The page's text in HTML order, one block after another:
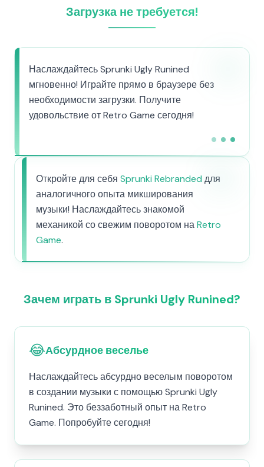
Загрузка не требуется!
Наслаждайтесь Sprunki Ugly Runined
мгновенно! Играйте прямо в браузере без
необходимости загрузки. Получите
удовольствие от Retro Game сегодня!
Откройте для себя Sprunki Rebranded для
аналогичного опыта микширования
музыки! Наслаждайтесь знакомой
механикой со свежим поворотом наRetro
Game.
Зачем играть в Sprunki Ugly Runined?
😂Абсурдное веселье
Наслаждайтесь абсурдно веселым поворотом
в создании музыки с помощью Sprunki Ugly
Runined. Это беззаботный опыт на Retro
Game. Попробуйте сегодня!